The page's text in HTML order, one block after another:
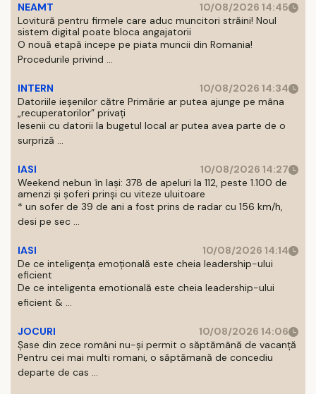
NEAMT
10/08/2026 14:45
Lovitură pentru firmele care aduc muncitori străini! Noul
sistem digital poate bloca angajatorii
O nouă etapă incepe pe piata muncii din Romania!
Procedurile privind ...
INTERN
10/08/2026 14:34
Datoriile ieșenilor către Primărie ar putea ajunge pe mâna
„recuperatorilor” privați
Iesenii cu datorii la bugetul local ar putea avea parte de o
surpriză ...
IASI
10/08/2026 14:27
Weekend nebun în Iași: 378 de apeluri la 112, peste 1.100 de
amenzi și șoferi prinși cu viteze uluitoare
* un sofer de 39 de ani a fost prins de radar cu 156 km/h,
desi pe sec ...
IASI
10/08/2026 14:14
De ce inteligența emoțională este cheia leadership-ului
eficient
De ce inteligenta emotională este cheia leadership-ului
eficient & ...
JOCURI
10/08/2026 14:06
Șase din zece români nu-și permit o săptămână de vacanță
Pentru cei mai multi romani, o săptămană de concediu
departe de cas ...